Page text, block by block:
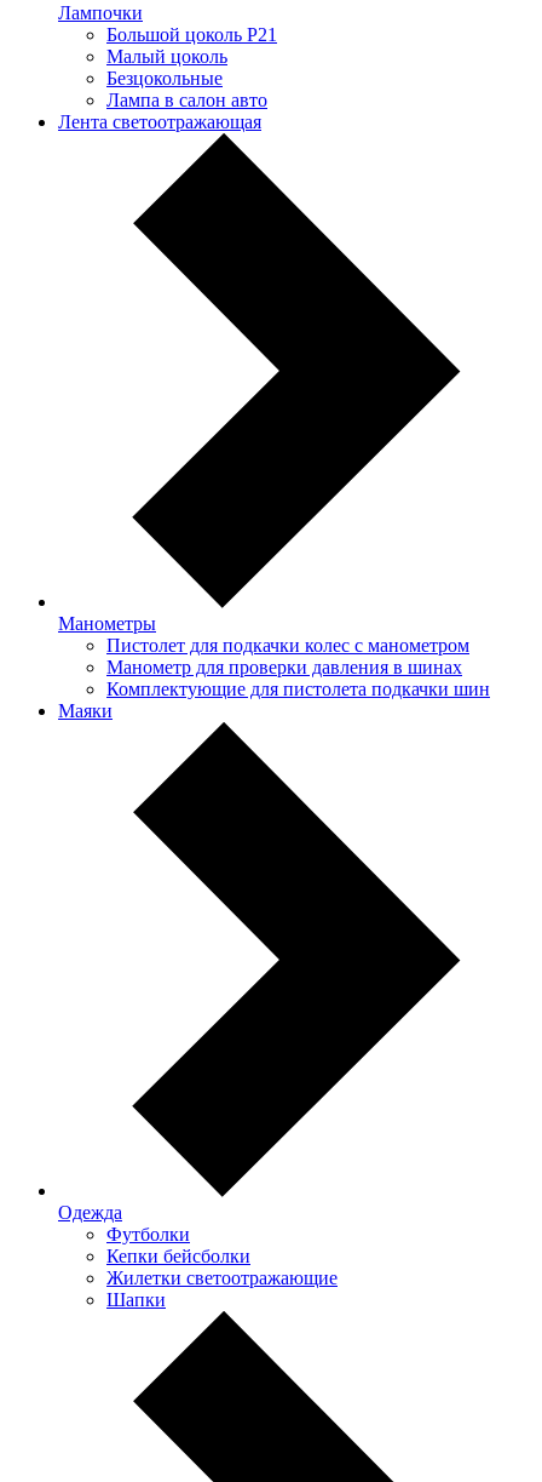
Лампочки
Большой цоколь P21
Малый цоколь
Безцокольные
Лампа в салон авто
Лента светоотражающая
Манометры
Пистолет для подкачки колес с манометром
Манометр для проверки давления в шинах
Комплектующие для пистолета подкачки шин
Маяки
Одежда
Футболки
Кепки бейсболки
Жилетки светоотражающие
Шапки